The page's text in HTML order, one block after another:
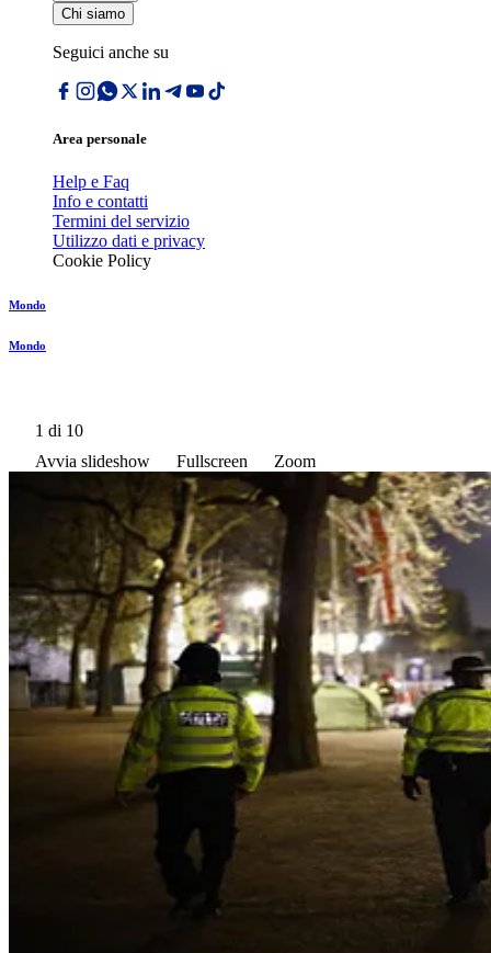
Chi siamo
Seguici anche su
Area personale
Help e Faq
Info e contatti
Termini del servizio
Utilizzo dati e privacy
Cookie Policy
Mondo
Mondo
1 di 10
Avvia slideshow
Fullscreen Zoom